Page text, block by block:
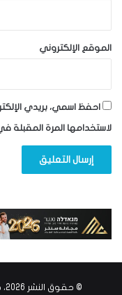
الموقع الإلكتروني
احفظ اسمي، بريدي
لاستخدامها المرة المقبلة
© حقوق النشر 2026، جميع الحقوق محفوظة |